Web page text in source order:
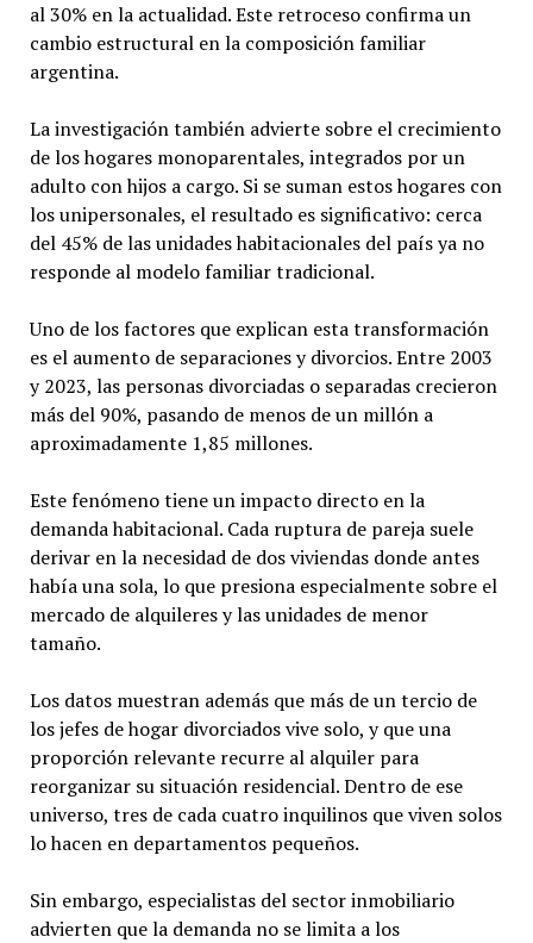
al 30% en la actualidad. Este retroceso confirma un
cambio estructural en la composición familiar
argentina.
La investigación también advierte sobre el crecimiento
de los hogares monoparentales, integrados por un
adulto con hijos a cargo. Si se suman estos hogares con
los unipersonales, el resultado es significativo: cerca
del 45% de las unidades habitacionales del país ya no
responde al modelo familiar tradicional.
Uno de los factores que explican esta transformación
es el aumento de separaciones y divorcios. Entre 2003
y 2023, las personas divorciadas o separadas crecieron
más del 90%, pasando de menos de un millón a
aproximadamente 1,85 millones.
Este fenómeno tiene un impacto directo en la
demanda habitacional. Cada ruptura de pareja suele
derivar en la necesidad de dos viviendas donde antes
había una sola, lo que presiona especialmente sobre el
mercado de alquileres y las unidades de menor
tamaño.
Los datos muestran además que más de un tercio de
los jefes de hogar divorciados vive solo, y que una
proporción relevante recurre al alquiler para
reorganizar su situación residencial. Dentro de ese
universo, tres de cada cuatro inquilinos que viven solos
lo hacen en departamentos pequeños.
Sin embargo, especialistas del sector inmobiliario
advierten que la demanda no se limita a los